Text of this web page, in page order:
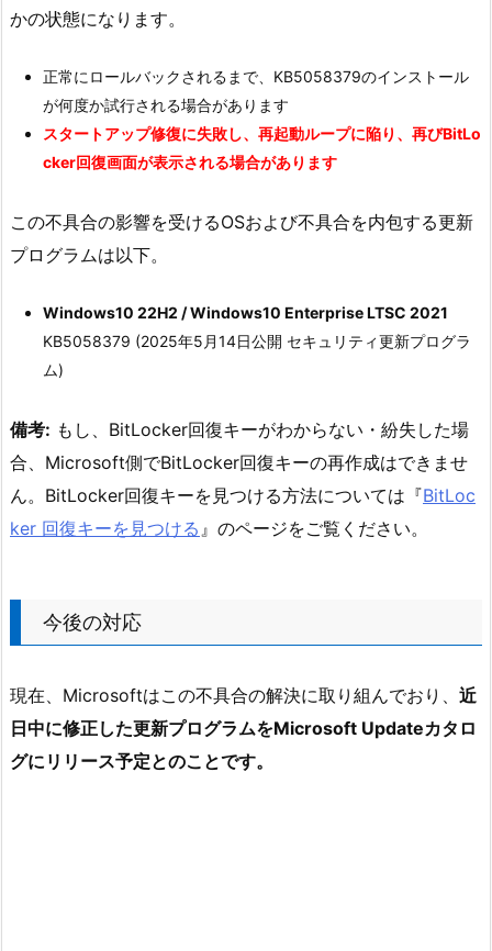
かの状態になります。
正常にロールバックされるまで、KB5058379のインストール
が何度か試行される場合があります
スタートアップ修復に失敗し、再起動ループに陥り、再びBitLo
cker回復画面が表示される場合があります
この不具合の影響を受けるOSおよび不具合を内包する更新
プログラムは以下。
Windows10 22H2 / Windows10 Enterprise LTSC 2021
KB5058379 (2025年5月14日公開 セキュリティ更新プログラ
ム)
備考: もし、BitLocker回復キーがわからない・紛失した場
合、Microsoft側でBitLocker回復キーの再作成はできませ
ん。BitLocker回復キーを見つける方法については『BitLoc
ker 回復キーを見つける 』のページをご覧ください。
今後の対応
現在、Microsoftはこの不具合の解決に取り組んでおり、 近
日中に修正した更新プログラムをMicrosoft Updateカタロ
グにリリース予定とのことです。